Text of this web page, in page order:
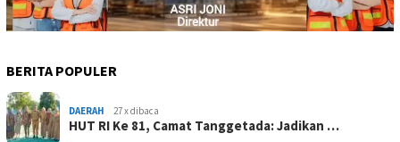
BERITA POPULER
DAERAH 27 x dibaca
HUT RI Ke 81, Camat Tanggetada: Jadikan …